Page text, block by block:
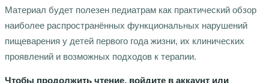
Материал будет полезен педиатрам как практический обзор
наиболее распространённых функциональных нарушений
пищеварения у детей первого года жизни, их клинических
проявлений и возможных подходов к терапии.
Чтобы продолжить чтение, войдите в аккаунт или